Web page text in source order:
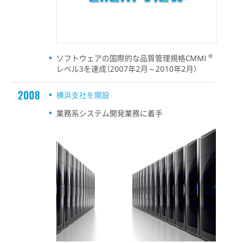
ソフトウェアの国際的な品質管理規格CMMI®
レベル3を達成（2007年2月～2010年2月）
2008
横浜支社を開設
業務系システム開発業務に着手